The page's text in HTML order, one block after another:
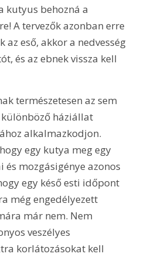
kutyus behozná a
A tervezők azonban erre
az eső, akkor a nedvesség
és az ebnek vissza kell
természetesen az sem
háziállat
alkalmazkodjon.
egy kutya meg egy
mozgásigénye azonos
egy késő esti időpont
még engedélyezett
már nem. Nem
veszélyes
korlátozásokat kell